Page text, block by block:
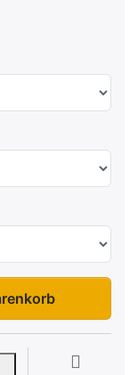
€, Menge 1.